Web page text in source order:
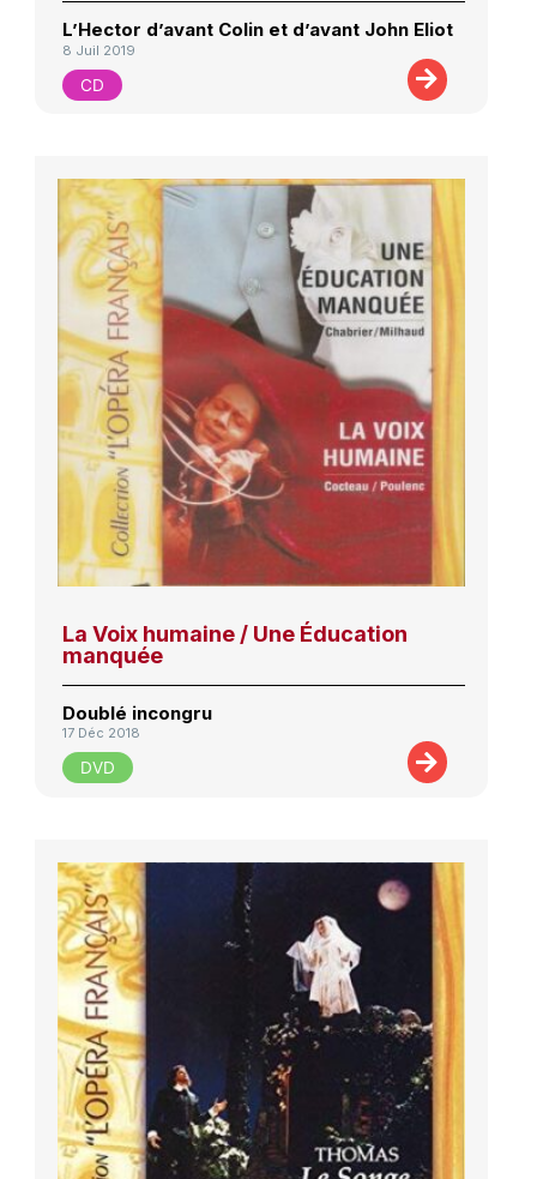
L’Hector d’avant Colin et d’avant John Eliot
8 Juil 2019
CD
La Voix humaine / Une Éducation
manquée
Doublé incongru
17 Déc 2018
DVD